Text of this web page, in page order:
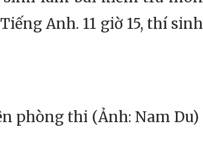
Anh. 11 giờ 15, thí sinh
phòng thi (Ảnh: Nam Du)